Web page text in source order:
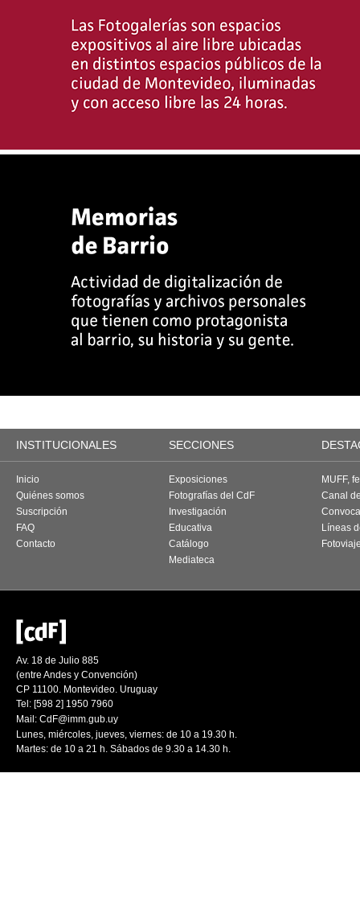
INSTITUCIONALES SECCIONES
Inicio
Quiénes somos
Suscripción
FAQ
Contacto
Exposiciones
Fotografías del CdF
Investigación
Educativa
Catálogo
Mediateca
MUFF,
Canal
Líneas
Av. 18 de Julio 885
(entre Andes y Convención)
CP 11100. Montevideo. Uruguay
Tel: [598 2] 1950 7960
Mail: CdF@imm.gub.uy
Lunes, miércoles, jueves, viernes: de 10 a 19.30 h.
Martes: de 10 a 21 h. Sábados de 9.30 a 14.30 h.